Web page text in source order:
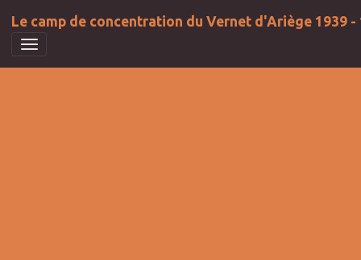
Le camp de concentration du Vernet d'Ariège 1939 -